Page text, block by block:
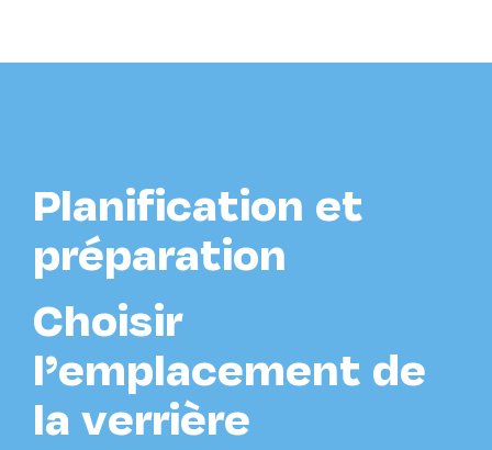
Planification et
préparation
Choisir
l’emplacement de
la verrière